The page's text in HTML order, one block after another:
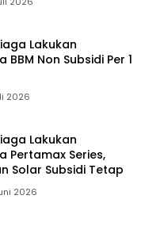
Lakukan
Non Subsidi Per 1
2026
Lakukan
Pertamax Series,
Solar Subsidi Tetap
2026